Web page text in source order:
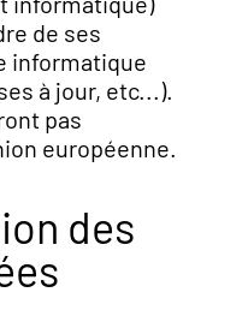
de ses
informatique
à jour, etc...).
pas
européenne.
des